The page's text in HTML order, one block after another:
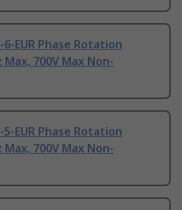
EUR Phase Rotation
700V Max Non-
EUR Phase Rotation
700V Max Non-